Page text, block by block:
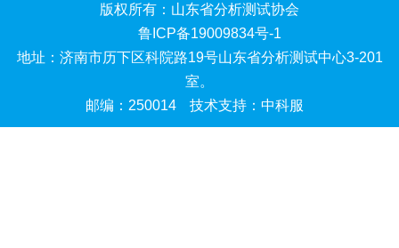
版权所有：山东省分析测试协会
鲁ICP备19009834号-1
地址：济南市历下区科院路19号山东省分析测试中心3-201
室。
邮编：250014
技术支持：中科服